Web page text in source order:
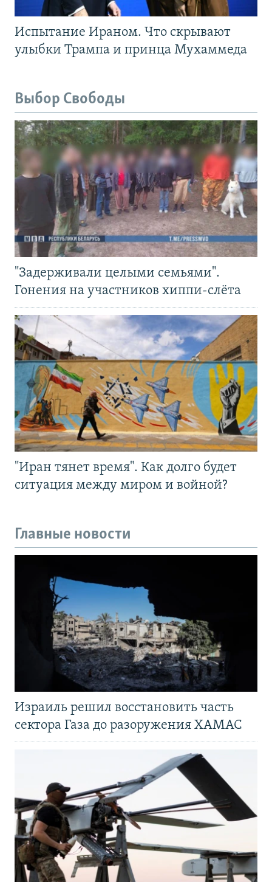
Испытание Ираном. Что скрывают
улыбки Трампа и принца Мухаммеда
Выбор Свободы
"Задерживали целыми семьями".
Гонения на участников хиппи-слёта
"Иран тянет время". Как долго будет
ситуация между миром и войной?
Главные новости
Израиль решил восстановить часть
сектора Газа до разоружения ХАМАС